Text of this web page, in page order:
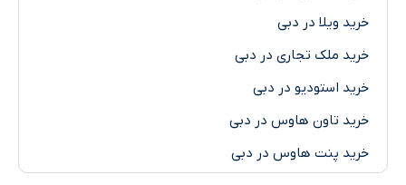
ویلا در دبی
ملک تجاری در دبی
استودیو در دبی
تاون هاوس در دبی
پنت هاوس در دبی